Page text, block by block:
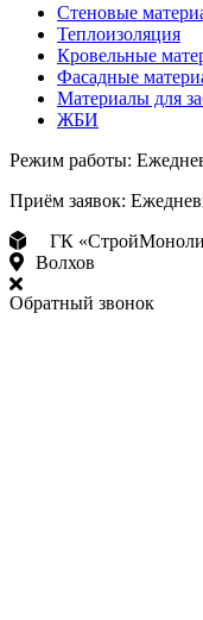
Стеновые
Теплоизоляция
Кровельные
Фасадные
Материалы для
ЖБИ
Режим работы:
Приём заявок:
ГК
Волхов
Обратный звонок